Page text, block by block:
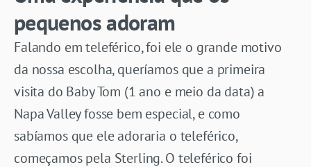
pequenos adoram
Falando em teleférico, foi ele o grande motivo
da nossa escolha, queríamos que a primeira
visita do Baby Tom (1 ano e meio da data) a
Napa Valley fosse bem especial, e como
sabíamos que ele adoraria o teleférico,
começamos pela Sterling. O teleférico foi